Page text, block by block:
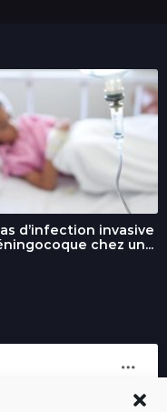
d’infection invasive
chez un...